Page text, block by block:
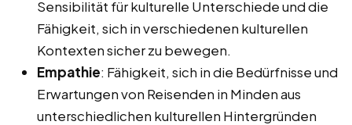
Sensibilität für kulturelle Unterschiede und die
Fähigkeit, sich in verschiedenen kulturellen
Kontexten sicher zu bewegen.
Empathie: Fähigkeit, sich in die Bedürfnisse und
Erwartungen von Reisenden in Minden aus
unterschiedlichen kulturellen Hintergründen